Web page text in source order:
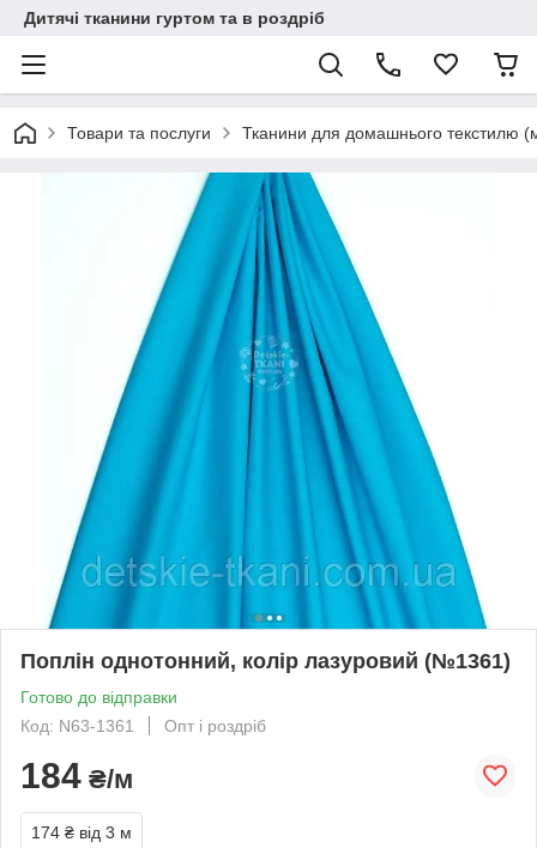
Дитячі тканини гуртом та в роздріб
Товари та послуги Тканини для домашнього текстилю
Поплін однотонний, колір лазуровий (№1361)
Готово до відправки
Код: N63-1361
Опт і роздріб
184 ₴/м
174 ₴ від 3 м